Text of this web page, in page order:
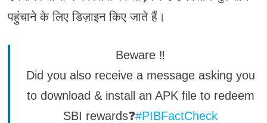
पहुंचाने के लिए डिज़ाइन किए जाते हैं।
Beware ‼️
Did you also receive a message asking you
to download & install an APK file to redeem
SBI rewards❓#PIBFactCheck